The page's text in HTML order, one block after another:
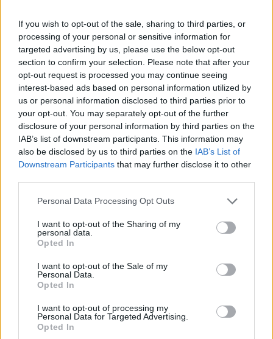
If you wish to opt-out of the sale, sharing to third parties, or
processing of your personal or sensitive information for
targeted advertising by us, please use the below opt-out
section to confirm your selection. Please note that after your
opt-out request is processed you may continue seeing
interest-based ads based on personal information utilized by
us or personal information disclosed to third parties prior to
your opt-out. You may separately opt-out of the further
disclosure of your personal information by third parties on the
IAB’s list of downstream participants. This information may
also be disclosed by us to third parties on the IAB’s List of
Downstream Participants that may further disclose it to other
Personal Data Processing Opt Outs
I want to opt-out of the Sharing of my
personal data.
Opted In
I want to opt-out of the Sale of my
Personal Data.
Opted In
I want to opt-out of processing my
Personal Data for Targeted Advertising.
Opted In
reklama
tisknout poslat